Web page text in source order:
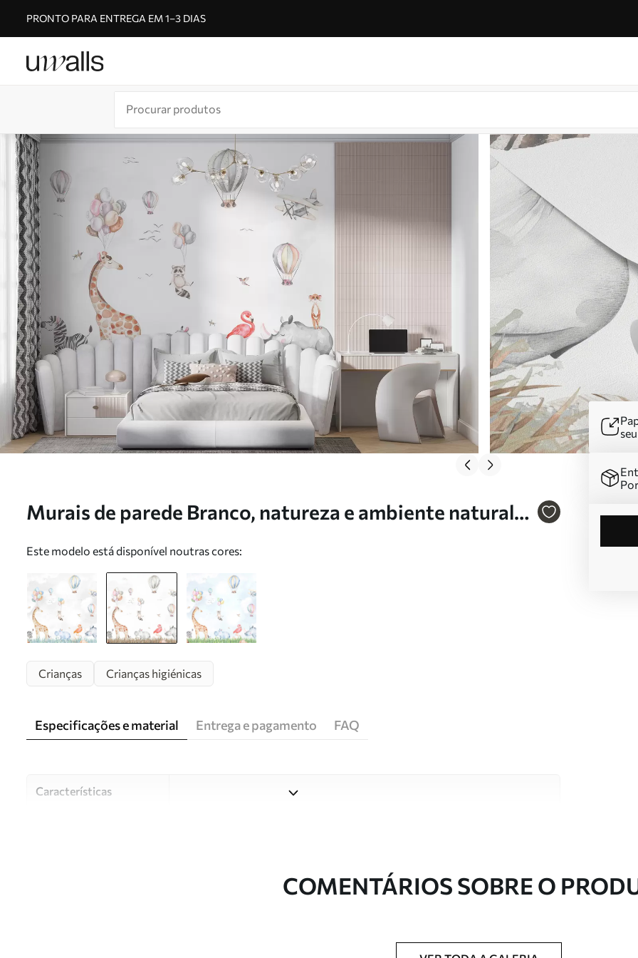
PRONTO PARA ENTREGA EM 1–3 DIAS
Murais de parede Branco, natureza e ambiente natural
Este modelo está disponível noutras cores:
Crianças Crianças higiénicas
Especificações e material Entrega e pagamento FAQ
Características
Estúdio de design UwallsCOMENTÁRIOS SOBRE O